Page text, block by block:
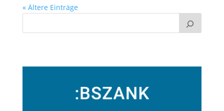
« Ältere Einträge